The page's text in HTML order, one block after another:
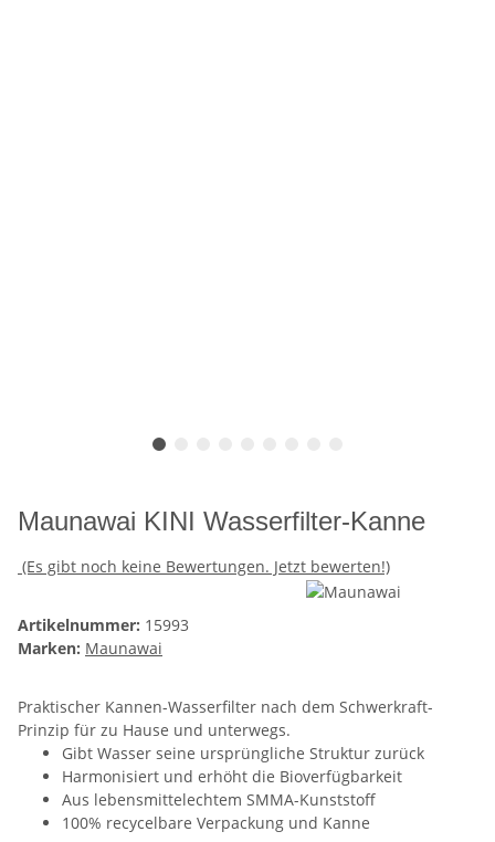
Maunawai KINI Wasserfilter-Kanne
(Es gibt noch keine Bewertungen. Jetzt bewerten!)
Artikelnummer: 15993
Marken: Maunawai
Praktischer Kannen-Wasserfilter nach dem Schwerkraft-
Prinzip für zu Hause und unterwegs.
Gibt Wasser seine ursprüngliche Struktur zurück
Harmonisiert und erhöht die Bioverfügbarkeit
Aus lebensmittelechtem SMMA-Kunststoff
100% recycelbare Verpackung und Kanne